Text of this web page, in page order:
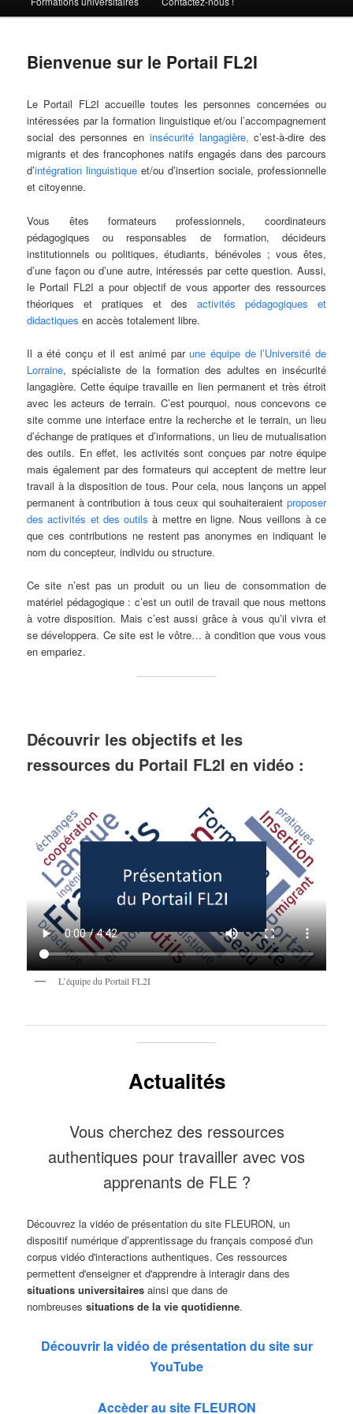
Bienvenue sur le Portail FL2I
Le Portail FL2I accueille toutes les personnes concernées ou
intéressées par la formation linguistique et/ou l’accompagnement
social des personnes en insécurité langagière, c’est-à-dire des
migrants et des francophones natifs engagés dans des parcours
d’intégration linguistique et/ou d’insertion sociale, professionnelle
et citoyenne.
Vous êtes formateurs professionnels, coordinateurs
pédagogiques ou responsables de formation, décideurs
institutionnels ou politiques, étudiants, bénévoles ; vous êtes,
d’une façon ou d’une autre, intéressés par cette question. Aussi,
le Portail FL2I a pour objectif de vous apporter des ressources
théoriques et pratiques et des activités pédagogiques et
didactiques en accès totalement libre.
Il a été conçu et il est animé parune équipe de l’Université de
Lorraine, spécialiste de la formation des adultes en insécurité
langagière. Cette équipe travaille en lien permanent et très étroit
avec les acteurs de terrain. C’est pourquoi, nous concevons ce
site comme une interface entre la recherche et le terrain, un lieu
d’échange de pratiques et d’informations, un lieu de mutualisation
des outils. En effet, les activités sont conçues par notre équipe
mais également par des formateurs qui acceptent de mettre leur
travail à la disposition de tous. Pour cela, nous lançons un appel
permanent à contribution à tous ceux qui souhaiteraient proposer
des activités et des outils à mettre en ligne. Nous veillons à ce
que ces contributions ne restent pas anonymes en indiquant le
nom du concepteur, individu ou structure.
Ce site n’est pas un produit ou un lieu de consommation de
matériel pédagogique : c’est un outil de travail que nous mettons
à votre disposition. Mais c’est aussi grâce à vous qu’il vivra et
se développera. Ce site est le vôtre… à condition que vous vous
en empariez.
Découvrir les objectifs et les
ressources du Portail FL2I en vidéo :
L’équipe du Portail FL2I
Actualités
Vous cherchez des ressources
authentiques pour travailler avec vos
apprenants de FLE ?
Découvrez la vidéo de présentation du site FLEURON, un
dispositif numérique d’apprentissage du français composé d'un
corpus vidéo d'interactions authentiques. Ces ressources
permettent d'enseigner et d'apprendre à interagir dans des
situations universitaires ainsi que dans de
nombreusessituations de la vie quotidienne.
Découvrir la vidéo de présentation du site sur
YouTube
Accèder au site FLEURON